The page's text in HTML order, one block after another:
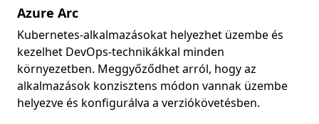
Azure Arc
Kubernetes-alkalmazásokat helyezhet üzembe és
kezelhet DevOps-technikákkal minden
környezetben. Meggyőződhet arról, hogy az
alkalmazások konzisztens módon vannak üzembe
helyezve és konfigurálva a verziókövetésben.